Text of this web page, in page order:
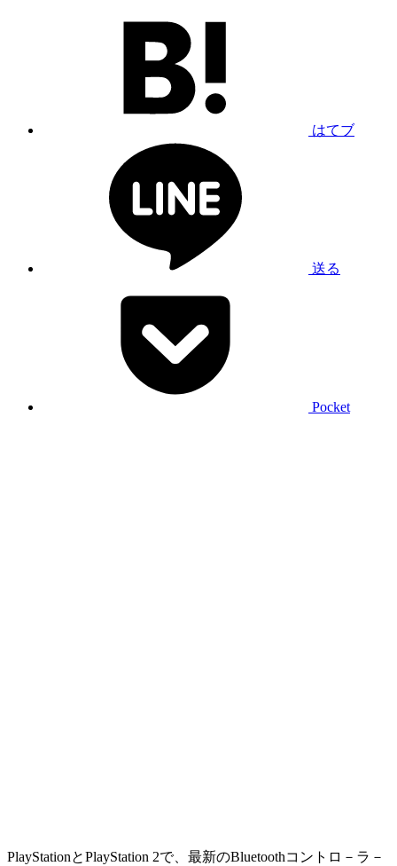
はてブ
送る
Pocket
PlayStationとPlayStation 2で、最新のBluetoothコントロ－ラ－